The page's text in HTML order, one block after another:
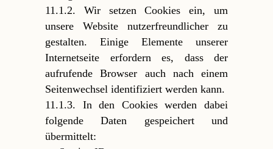
11.1.2. Wir setzen Cookies ein, um
unsere Website nutzerfreundlicher zu
gestalten. Einige Elemente unserer
Internetseite erfordern es, dass der
aufrufende Browser auch nach einem
Seitenwechsel identifiziert werden kann.
11.1.3. In den Cookies werden dabei
folgende Daten gespeichert und
übermittelt: